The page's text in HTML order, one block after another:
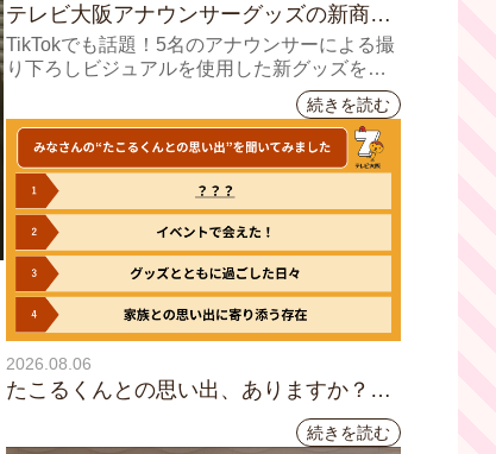
テレビ大阪アナウンサーグッズの新商品
8月8日(土)に発売！ テーマは「個性全
開」5人それぞれの"らしさ"を詰め込んだ
TikTokでも話題！5名のアナウンサーによる撮
り下ろしビジュアルを使用した新グッズを発
続きを読む
2026.08.06
たこるくんとの思い出、ありますか？会
員のみなさんに聞いてみました
続きを読む